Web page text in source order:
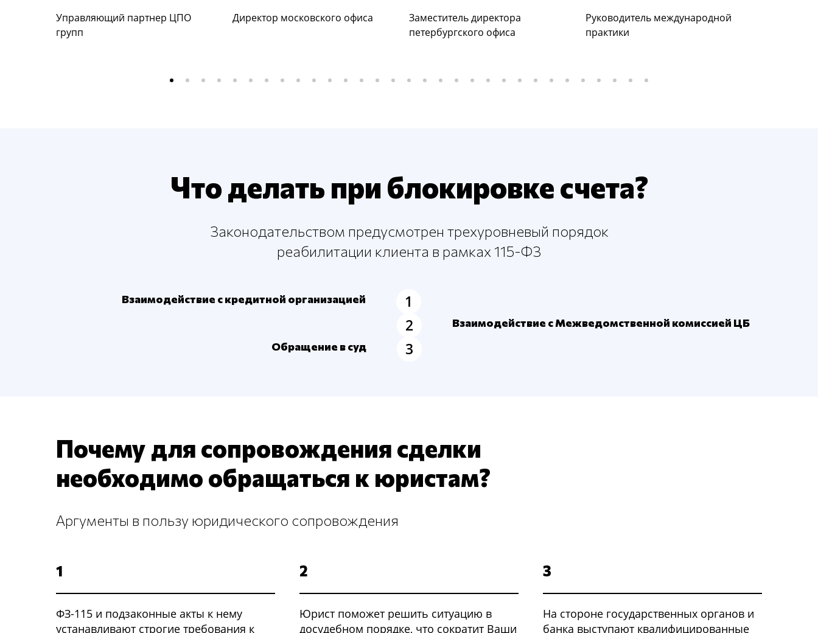
Управляющий партнер ЦПО
групп
Директор московского офиса
Заместитель директора
петербургского офиса
Руководитель международной
практики
Что делать при блокировке счета?
Законодательством предусмотрен трехуровневый порядок
реабилитации клиента в рамках 115-ФЗ
Взаимодействие с кредитной организацией
Взаимодействие с Межведомственной комиссией ЦБ
Обращение в суд
Почему для сопровождения сделки
необходимо обращаться к юристам?
Аргументы в пользу юридического сопровождения
1
ФЗ-115 и подзаконные акты к нему
устанавливают строгие требования к
2
Юрист поможет решить ситуацию в
досудебном порядке, что сократит Ваши
3
На стороне государственных органов и
банка выступают квалифицированные